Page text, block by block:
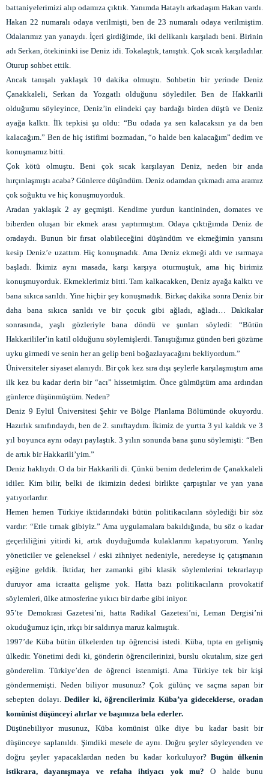
battaniyelerimizi alıp odamıza çıktık. Yanımda Hataylı arkadaşım Hakan vardı.
Hakan 22 numaralı odaya verilmişti, ben de 23 numaralı odaya verilmiştim.
Odalarımız yan yanaydı. İçeri girdiğimde, iki delikanlı karşıladı beni. Birinin
adı Serkan, ötekininki ise Deniz idi. Tokalaştık, tanıştık. Çok sıcak karşıladılar.
Oturup sohbet ettik.
Ancak tanışalı yaklaşık 10 dakika olmuştu. Sohbetin bir yerinde Deniz
Çanakkaleli, Serkan da Yozgatlı olduğunu söylediler. Ben de Hakkarili
olduğumu söyleyince, Deniz’in elindeki çay bardağı birden düştü ve Deniz
ayağa kalktı. İlk tepkisi şu oldu: “Bu odada ya sen kalacaksın ya da ben
kalacağım.” Ben de hiç istifimi bozmadan, “o halde ben kalacağım” dedim ve
konuşmamız bitti.
Çok kötü olmuştu. Beni çok sıcak karşılayan Deniz, neden bir anda
hırçınlaşmıştı acaba? Günlerce düşündüm. Deniz odamdan çıkmadı ama aramız
çok soğuktu ve hiç konuşmuyorduk.
Aradan yaklaşık 2 ay geçmişti. Kendime yurdun kantininden, domates ve
biberden oluşan bir ekmek arası yaptırmıştım. Odaya çıktığımda Deniz de
oradaydı. Bunun bir fırsat olabileceğini düşündüm ve ekmeğimin yarısını
kesip Deniz’e uzattım. Hiç konuşmadık. Ama Deniz ekmeği aldı ve ısırmaya
başladı. İkimiz aynı masada, karşı karşıya oturmuştuk, ama hiç birimiz
konuşmuyorduk. Ekmeklerimiz bitti. Tam kalkacakken, Deniz ayağa kalktı ve
bana sıkıca sarıldı. Yine hiçbir şey konuşmadık. Birkaç dakika sonra Deniz bir
daha bana sıkıca sarıldı ve bir çocuk gibi ağladı, ağladı… Dakikalar
sonrasında, yaşlı gözleriyle bana döndü ve şunları söyledi: “Bütün
Hakkarililer’in katil olduğunu söylemişlerdi. Tanıştığımız günden beri gözüme
uyku girmedi ve senin her an gelip beni boğazlayacağını bekliyordum.”
Üniversiteler siyaset alanıydı. Bir çok kez sıra dışı şeylerle karşılaşmıştım ama
ilk kez bu kadar derin bir “acı” hissetmiştim. Önce gülmüştüm ama ardından
günlerce düşünmüştüm. Neden?
Deniz 9 Eylül Üniversitesi Şehir ve Bölge Planlama Bölümünde okuyordu.
Hazırlık sınıfındaydı, ben de 2. sınıftaydım. İkimiz de yurtta 3 yıl kaldık ve 3
yıl boyunca aynı odayı paylaştık. 3 yılın sonunda bana şunu söylemişti: “Ben
de artık bir Hakkarili’yim.”
Deniz haklıydı. O da bir Hakkarili di. Çünkü benim dedelerim de Çanakkaleli
idiler. Kim bilir, belki de ikimizin dedesi birlikte çarpıştılar ve yan yana
yatıyorlardır.
Hemen hemen Türkiye iktidarındaki bütün politikacıların söylediği bir söz
vardır: “Etle tırnak gibiyiz.” Ama uygulamalara bakıldığında, bu söz o kadar
geçerliliğini yitirdi ki, artık duyduğumda kulaklarımı kapatıyorum. Yanlış
yöneticiler ve geleneksel / eski zihniyet nedeniyle, neredeyse iç çatışmanın
eşiğine geldik. İktidar, her zamanki gibi klasik söylemlerini tekrarlayıp
duruyor ama icraatta gelişme yok. Hatta bazı politikacıların provokatif
söylemleri, ülke atmosferine yıkıcı bir darbe gibi iniyor.
95’te Demokrasi Gazetesi’ni, hatta Radikal Gazetesi’ni, Leman Dergisi’ni
okuduğumuz için, ırkçı bir saldırıya maruz kalmıştık.
1997’de Küba bütün ülkelerden tıp öğrencisi istedi. Küba, tıpta en gelişmiş
ülkedir. Yönetimi dedi ki, gönderin öğrencilerinizi, burslu okutalım, size geri
gönderelim. Türkiye’den de öğrenci istenmişti. Ama Türkiye tek bir kişi
göndermemişti. Neden biliyor musunuz? Çok gülünç ve saçma sapan bir
sebepten dolayı.Dediler ki, öğrencilerimiz Küba’ya gideceklerse, oradan
komünist düşünceyi alırlar ve başımıza bela ederler.
Düşünebiliyor musunuz, Küba komünist ülke diye bu kadar basit bir
düşünceye saplanıldı. Şimdiki mesele de aynı. Doğru şeyler söyleyenden ve
doğru şeyler yapacaklardan neden bu kadar korkuluyor?Bugün ülkenin
istikrara, dayanışmaya ve refaha ihtiyacı yok mu? O halde bunu